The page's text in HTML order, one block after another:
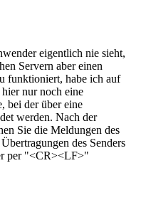
eigentlich nie sieht,
Servern aber einen
funktioniert, habe ich auf
hier nur noch eine
bei der über eine
werden. Nach der
Sie die Meldungen des
des Senders
per "<CR><LF>"